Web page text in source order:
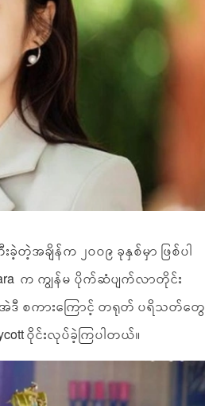
အချိန်က ၂၀၀၉ ခုနှစ်မှာ ဖြစ်ပါ
က ကျွန်မ ပိုက်ဆံပျက်လာတိုင်း
အဲဒီ စကားကြောင့် တရုတ် ပရိသတ်တွေ
ဝိုင်းလုပ်ခဲ့ကြပါတယ်။